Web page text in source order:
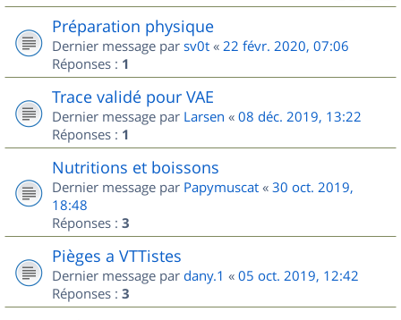
Préparation physique
Dernier message par sv0t « 22 févr. 2020, 07:06
Réponses : 1
Trace validé pour VAE
Dernier message par Larsen « 08 déc. 2019, 13:22
Réponses : 1
Nutritions et boissons
Dernier message par Papymuscat « 30 oct. 2019,
18:48
Réponses : 3
Pièges a VTTistes
Dernier message par dany.1 « 05 oct. 2019, 12:42
Réponses : 3